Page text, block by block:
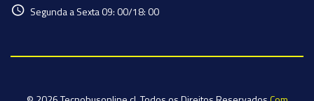
Segunda a Sexta 09: 00/18: 00